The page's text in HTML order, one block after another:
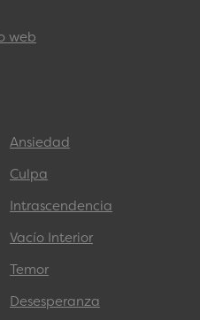
web
Ansiedad
Culpa
Intrascendencia
Vacío Interior
Temor
Desesperanza